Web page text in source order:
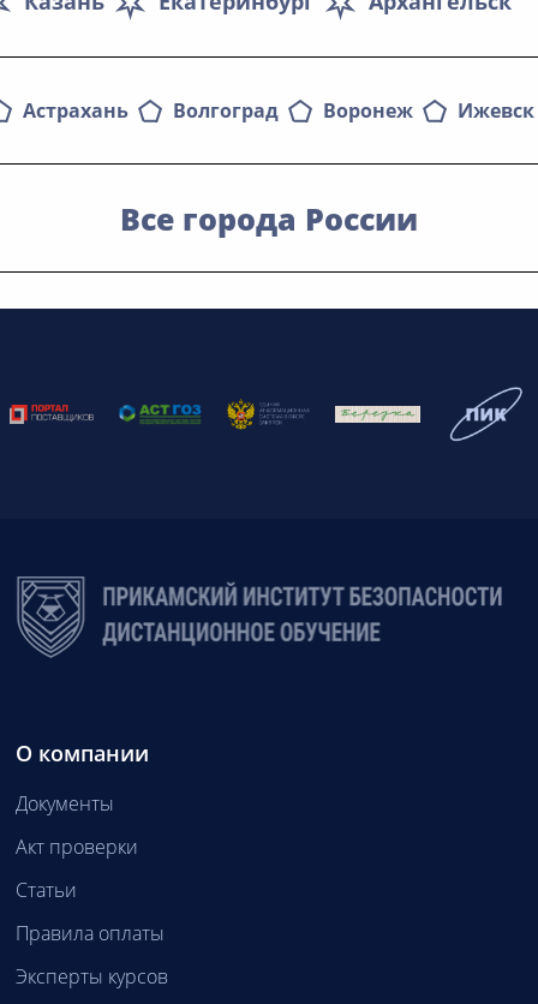
Астрахань Волгоград Воронеж Ижевск
Все города России
О компании
Документы
Акт проверки
Статьи
Правила оплаты
Эксперты курсов